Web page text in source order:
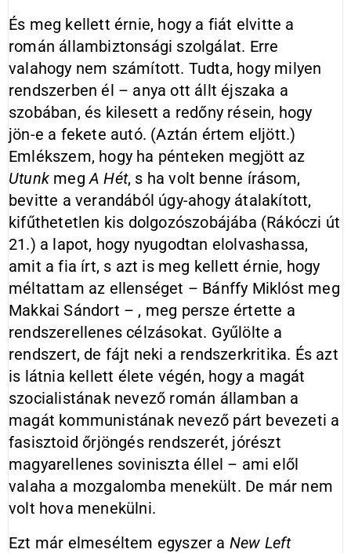
És meg kellett érnie, hogy a fiát elvitte a
román állambiztonsági szolgálat. Erre
valahogy nem számított. Tudta, hogy milyen
rendszerben él – anya ott állt éjszaka a
szobában, és kilesett a redőny résein, hogy
jön-e a fekete autó. (Aztán értem eljött.)
Emlékszem, hogy ha pénteken megjött az
Utunk megA Hét, s ha volt benne írásom,
bevitte a verandából úgy-ahogy átalakított,
kifűthetetlen kis dolgozószobájába (Rákóczi út
21.) a lapot, hogy nyugodtan elolvashassa,
amit a fia írt, s azt is meg kellett érnie, hogy
méltattam az ellenséget – Bánffy Miklóst meg
Makkai Sándort – , meg persze értette a
rendszerellenes célzásokat. Gyűlölte a
rendszert, de fájt neki a rendszerkritika. És azt
is látnia kellett élete végén, hogy a magát
szocialistának nevező román államban a
magát kommunistának nevező párt bevezeti a
fasisztoid őrjöngés rendszerét, jórészt
magyarellenes soviniszta éllel – ami elől
valaha a mozgalomba menekült. De már nem
volt hova menekülni.
Ezt már elmeséltem egyszer a New Left